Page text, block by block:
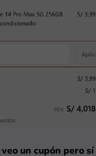
veo un cupón pero